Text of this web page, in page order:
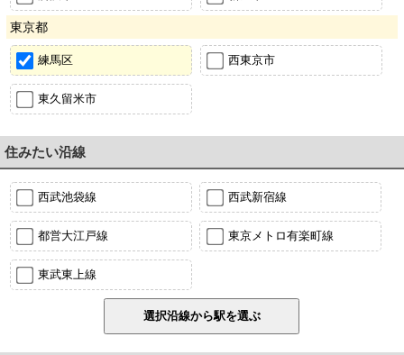
東京都
練馬区 西東京市
東久留米市
住みたい沿線
西武池袋線 西武新宿線
都営大江戸線 東京メトロ有楽町線
東武東上線